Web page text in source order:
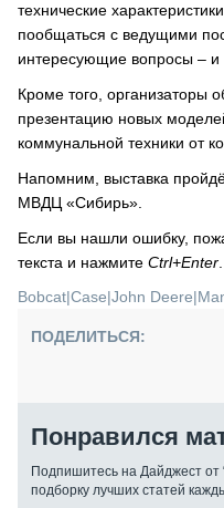
технические
пообщаться с ведущими
интересующие вопросы – и
Кроме того,
презентацию новых
коммунальной техники от
Напомним, выставка
МВДЦ «Сибирь».
Если вы нашли ошибку,
текста и нажмите Ctrl+Enter
Bobcat|Case|John Deere|
ПОДЕЛИТЬСЯ:
Понравился
Подпишитесь на Дайджест от
подборку лучших статей